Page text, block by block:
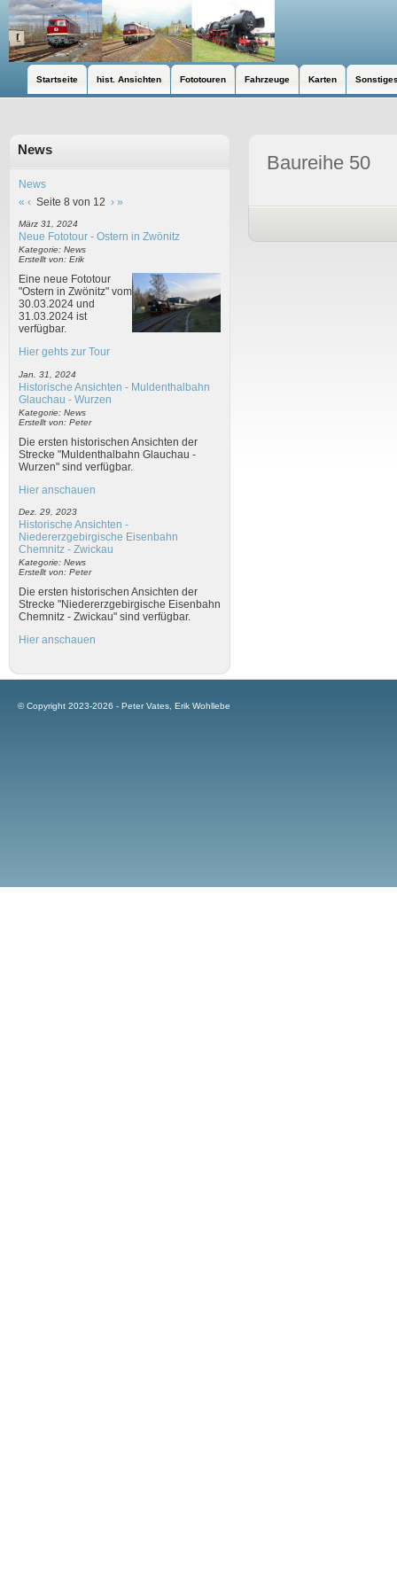
Startseite hist. Ansichten Fototouren Fahrzeuge Karten
News
News
« ‹ Seite 8 von 12 › »
März 31, 2024
Neue Fototour - Ostern in Zwönitz
Kategorie: News
Erstellt von: Erik
Eine neue Fototour
"Ostern in Zwönitz" vom
30.03.2024 und
31.03.2024 ist
verfügbar.
Hier gehts zur Tour
Jan. 31, 2024
Historische Ansichten - Muldenthalbahn
Glauchau - Wurzen
Kategorie: News
Erstellt von: Peter
Die ersten historischen Ansichten der
Strecke "Muldenthalbahn Glauchau -
Wurzen" sind verfügbar.
Hier anschauen
Dez. 29, 2023
Historische Ansichten -
Niedererzgebirgische Eisenbahn
Chemnitz - Zwickau
Kategorie: News
Erstellt von: Peter
Die ersten historischen Ansichten der
Strecke "Niedererzgebirgische Eisenbahn
Chemnitz - Zwickau" sind verfügbar.
Hier anschauen
Baureihe 50
© Copyright 2023-2026 - Peter Vates, Erik Wohllebe